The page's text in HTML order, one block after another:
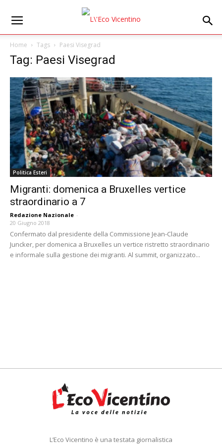
Home Tags Paesi Visegrad
Tag: Paesi Visegrad
Politica Esteri
Migranti: domenica a Bruxelles vertice
straordinario a 7
Redazione Nazionale -
20 Giugno 2018
Confermato dal presidente della Commissione Jean-Claude
Juncker, per domenica a Bruxelles un vertice ristretto straordinario
e informale sulla gestione dei migranti. Al summit, organizzato...
L’Eco Vicentino è una testata giornalistica